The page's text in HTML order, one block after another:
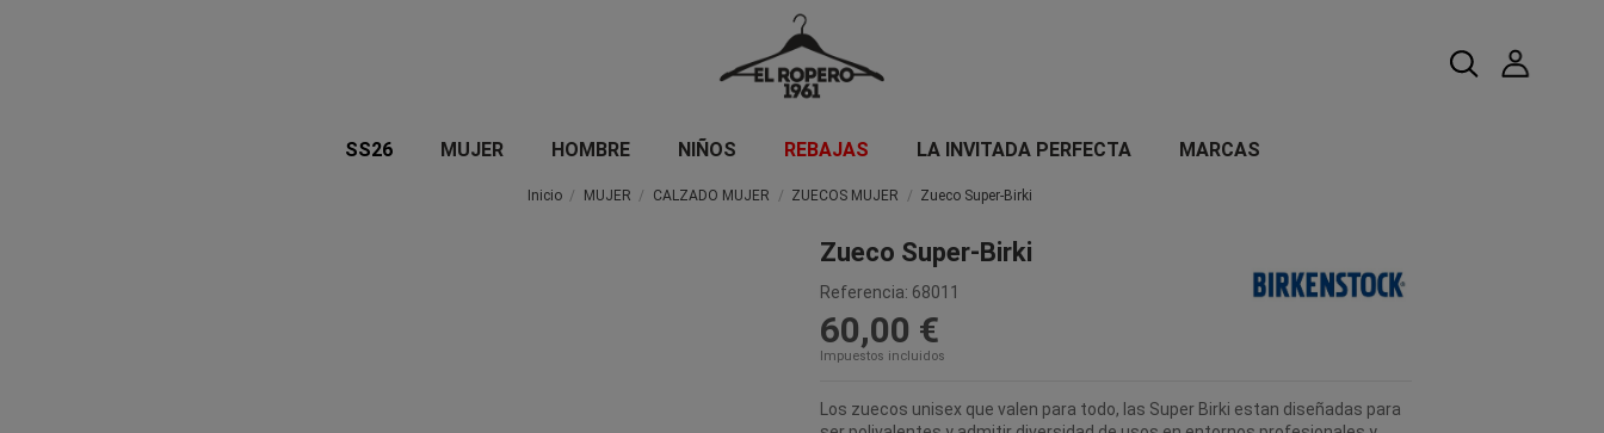
SS26 MUJER HOMBRE NIÑOS REBAJAS LA INVITADA PERFECTA MARCAS
Inicio MUJER CALZADO MUJER ZUECOS MUJER Zueco Super-Birki
Zueco Super-Birki
Referencia: 68011
60,00 €
Impuestos incluidos
Los zuecos unisex que valen para todo, las Super Birki estan diseñadas para